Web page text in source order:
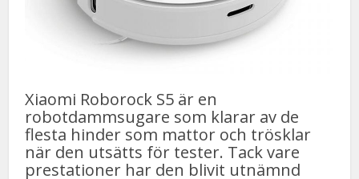
Xiaomi Roborock S5 är en
robotdammsugare som klarar av de
flesta hinder som mattor och trösklar
när den utsätts för tester. Tack vare
prestationer har den blivit utnämnd